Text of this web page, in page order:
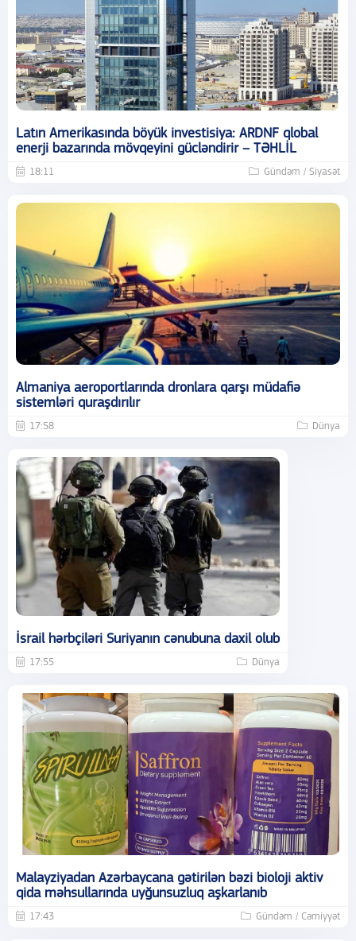
Latın Amerikasında böyük investisiya: ARDNF qlobal
enerji bazarında mövqeyini gücləndirir – TƏHLİL
18:11 Gündəm / Siyasət
Almaniya aeroportlarında dronlara qarşı müdafiə
sistemləri quraşdırılır
17:58 Dünya
İsrail hərbçiləri Suriyanın cənubuna daxil olub
17:55 Dünya
Malayziyadan Azərbaycana gətirilən bəzi bioloji aktiv
qida məhsullarında uyğunsuzluq aşkarlanıb
17:43 Gündəm / Cəmiyyət